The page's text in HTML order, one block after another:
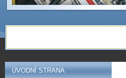
ÚVODNÍ STRANA